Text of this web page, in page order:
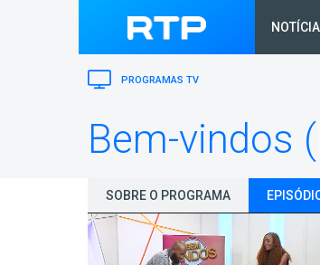
PROGRAMAS TV
Bem-vindos
SOBRE O PROGRAMA